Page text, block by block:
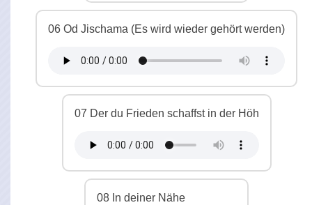
06 Od Jischama (Es wird wieder gehört werden)
07 Der du Frieden schaffst in der Höh
08 In deiner Nähe